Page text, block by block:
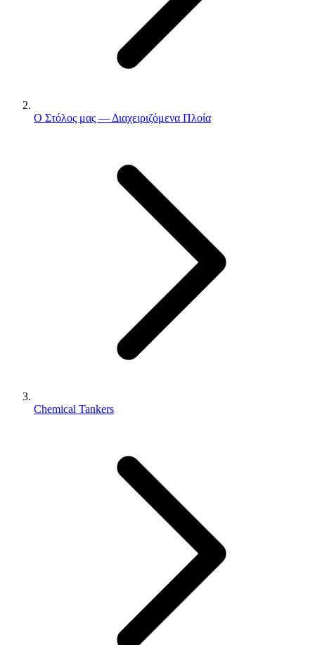
Ο Στόλος μας — Διαχειριζόμενα Πλοία
Chemical Tankers